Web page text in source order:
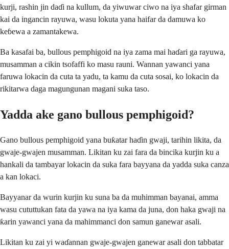
kurji, rashin jin daɗi na kullum, da yiwuwar ciwo na iya shafar girman
kai da ingancin rayuwa, wasu lokuta yana haifar da damuwa ko
keɓewa a zamantakewa.
Ba kasafai ba, bullous pemphigoid na iya zama mai haɗari ga rayuwa,
musamman a cikin tsofaffi ko masu rauni. Wannan yawanci yana
faruwa lokacin da cuta ta yadu, ta kamu da cuta sosai, ko lokacin da
rikitarwa daga magungunan magani suka taso.
Yadda ake gano bullous pemphigoid?
Gano bullous pemphigoid yana buƙatar haɗin gwaji, tarihin likita, da
gwaje-gwajen musamman. Likitan ku zai fara da bincika kurjin ku a
hankali da tambayar lokacin da suka fara bayyana da yadda suka canza
a kan lokaci.
Bayyanar da wurin kurjin ku suna ba da muhimman bayanai, amma
wasu cututtukan fata da yawa na iya kama da juna, don haka gwaji na
ƙarin yawanci yana da mahimmanci don samun ganewar asali.
Likitan ku zai yi waɗannan gwaje-gwajen ganewar asali don tabbatar